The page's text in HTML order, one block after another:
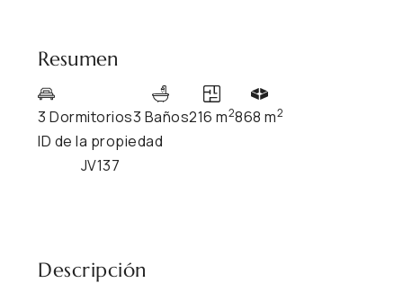
Resumen
3 Dormitorios3 Baños216 m2868 m2
ID de la propiedad
JV137
Descripción